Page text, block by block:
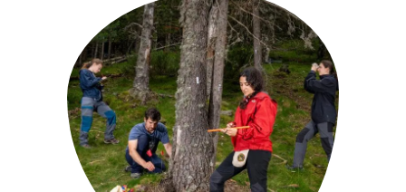
NOTÍCIES I AGENDA